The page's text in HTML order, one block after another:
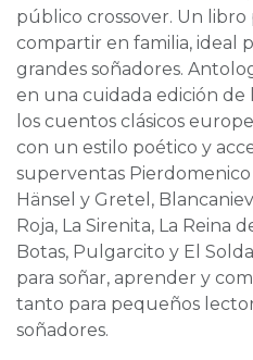
público crossover. Un libro
compartir en familia, ideal
grandes soñadores.
en una cuidada edición
los cuentos clásicos
con un estilo poético y
superventas Pierdomenico
Hänsel y Gretel,
Roja, La Sirenita, La Reina
Botas, Pulgarcito y El
para soñar, aprender y
tanto para pequeños
soñadores.